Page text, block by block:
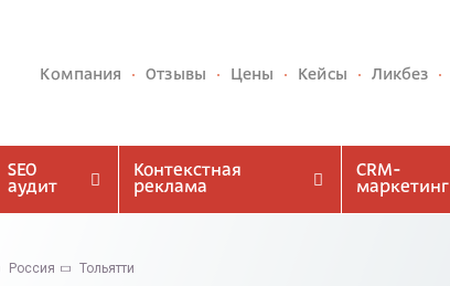
Компания Отзывы Цены Кейсы Ликбез
SEO
аудит
Контекстная
реклама
CRM-
маркетинг
Россия Тольятти